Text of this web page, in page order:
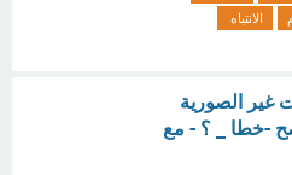
الانتباه
غير الصورية
-خطا _ ؟ - مع